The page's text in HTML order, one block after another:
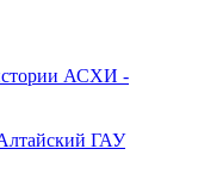
АСХИ -
ГАУ